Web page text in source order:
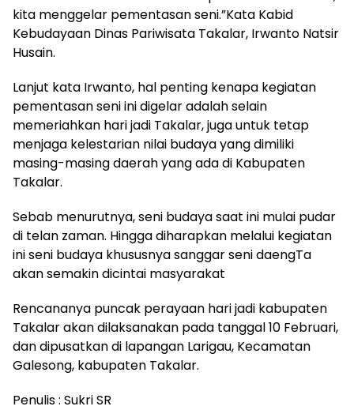
kita menggelar pementasan seni.”Kata Kabid
Kebudayaan Dinas Pariwisata Takalar, Irwanto Natsir
Husain.
Lanjut kata Irwanto, hal penting kenapa kegiatan
pementasan seni ini digelar adalah selain
memeriahkan hari jadi Takalar, juga untuk tetap
menjaga kelestarian nilai budaya yang dimiliki
masing-masing daerah yang ada di Kabupaten
Takalar.
Sebab menurutnya, seni budaya saat ini mulai pudar
di telan zaman. Hingga diharapkan melalui kegiatan
ini seni budaya khususnya sanggar seni daengTa
akan semakin dicintai masyarakat
Rencananya puncak perayaan hari jadi kabupaten
Takalar akan dilaksanakan pada tanggal 10 Februari,
dan dipusatkan di lapangan Larigau, Kecamatan
Galesong, kabupaten Takalar.
Penulis : Sukri SR